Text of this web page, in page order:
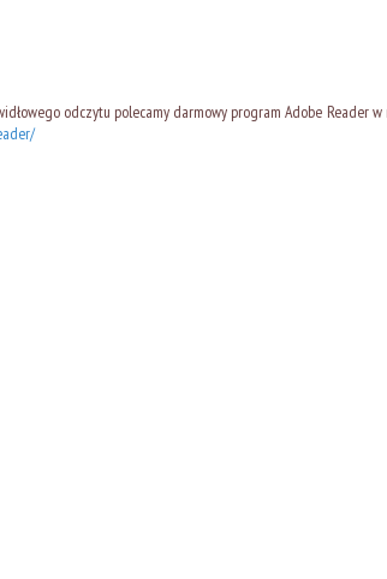
odczytu polecamy darmowy program Adobe Reader w